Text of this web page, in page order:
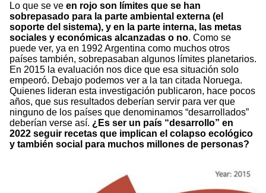
Lo que se ve en rojo son límites que se han
sobrepasado para la parte ambiental externa (el
soporte del sistema), y en la parte interna, las metas
sociales y económicas alcanzadas o no. Como se
puede ver, ya en 1992 Argentina como muchos otros
países también, sobrepasaban algunos límites planetarios.
En 2015 la evaluación nos dice que esa situación solo
empeoró. Debajo podemos ver a la tan citada Noruega.
Quienes lideran esta investigación publicaron, hace pocos
años, que sus resultados deberían servir para ver que
ninguno de los países que denominamos “desarrollados”
deberían verse así. ¿Es ser un país “desarrollo” en
2022 seguir recetas que implican el colapso ecológico
y también social para muchos millones de personas?